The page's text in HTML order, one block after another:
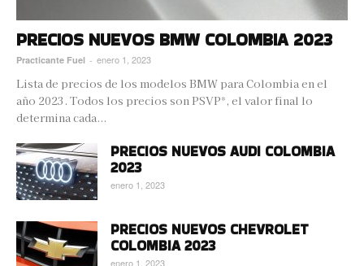
PRECIOS NUEVOS BMW COLOMBIA 2023
Practicante Fuel - enero 1, 2023
Lista de precios de los modelos BMW para Colombia en el
año 2023. Todos los precios son PSVP*, el valor final lo
determina cada...
PRECIOS NUEVOS AUDI COLOMBIA
2023
enero 1, 2023
PRECIOS NUEVOS CHEVROLET
COLOMBIA 2023
enero 1, 2023